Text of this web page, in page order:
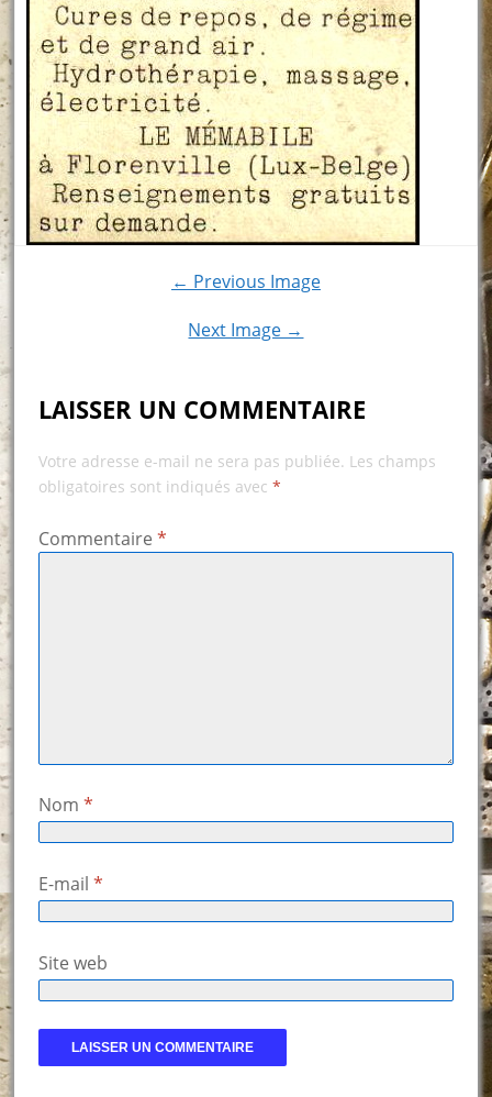
← Previous Image
Next Image →
LAISSER UN COMMENTAIRE
Votre adresse e-mail ne sera pas publiée. Les champs
obligatoires sont indiqués avec *
Commentaire *
Nom *
E-mail *
Site web